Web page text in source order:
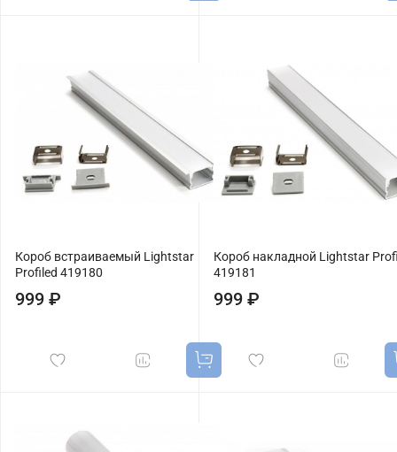
Короб встраиваемый Lightstar
Profiled 419180
999 ₽
Короб накладной Lightstar
419181
999 ₽